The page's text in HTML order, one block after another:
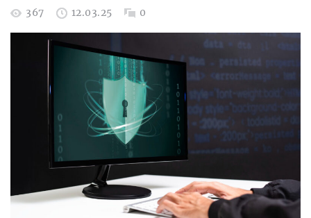
367 12.03.25 0